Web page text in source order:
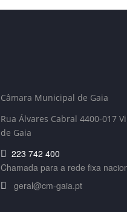
Câmara Municipal de Gaia
Rua Álvares Cabral 4400-017
de Gaia
223 742 400
Chamada para a rede fixa
geral@cm-gaia.pt